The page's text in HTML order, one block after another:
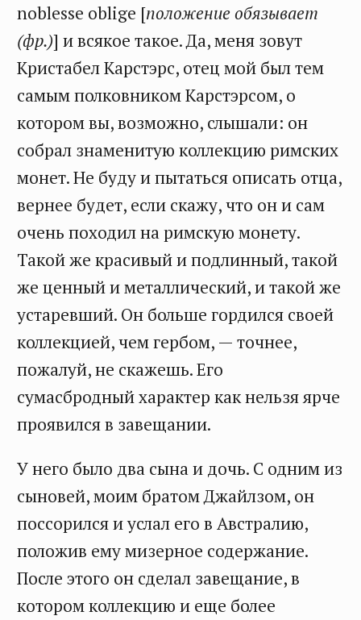
noblesse oblige [положение обязывает
(фр.)] и всякое такое. Да, меня зовут
Кристабел Карстэрс, отец мой был тем
самым полковником Карстэрсом, о
котором вы, возможно, слышали: он
собрал знаменитую коллекцию римских
монет. Не буду и пытаться описать отца,
вернее будет, если скажу, что он и сам
очень походил на римскую монету.
Такой же красивый и подлинный, такой
же ценный и металлический, и такой же
устаревший. Он больше гордился своей
коллекцией, чем гербом, — точнее,
пожалуй, не скажешь. Его
сумасбродный характер как нельзя ярче
проявился в завещании.
У него было два сына и дочь. С одним из
сыновей, моим братом Джайлзом, он
поссорился и услал его в Австралию,
положив ему мизерное содержание.
После этого он сделал завещание, в
котором коллекцию и еще более